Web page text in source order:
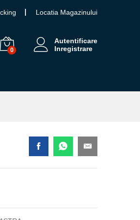
Locatia Magazinului
0
Autentificare
Inregistrare